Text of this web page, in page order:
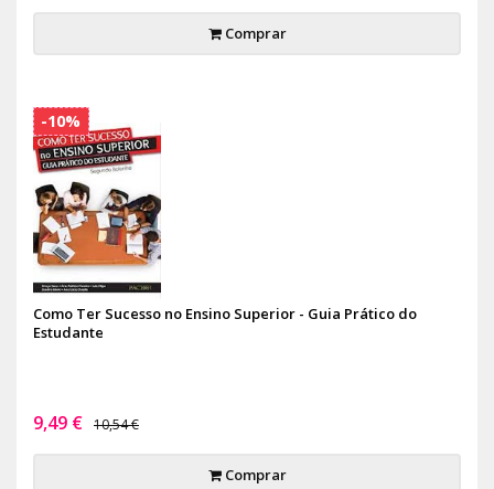
Comprar
Como Ter Sucesso no Ensino Superior - Guia Prático do
Estudante
9,49 € 10,54 €
Comprar
-10%